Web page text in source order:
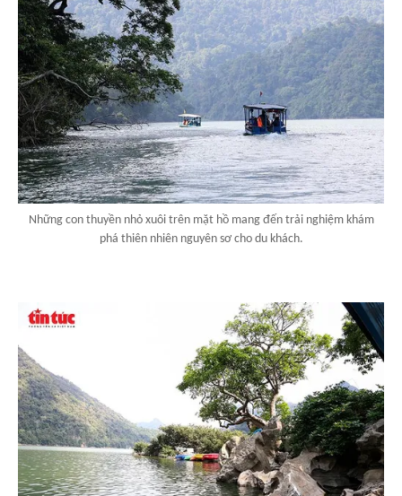
Những con thuyền nhỏ xuôi trên mặt hồ mang đến trải nghiệm khám
phá thiên nhiên nguyên sơ cho du khách.